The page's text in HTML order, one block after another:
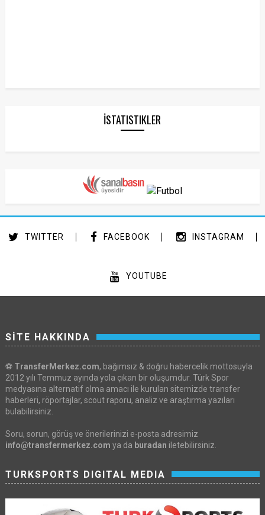
İSTATISTIKLER
TWITTER FACEBOOK INSTAGRAM
YOUTUBE
SİTE HAKKINDA
⚽ TransferMerkez.com, bağımsız & doğru habercelik mottosuyla
2012 yılı Temmuz ayında yola çıkan bir oluşumdur. Türk Spor
medyasına alternatif olma amacı ile kurulan sitemizde transfer
haberleri, röportajlar, scout raporu, analiz ve araştırma yazıları
bulabilirsiniz.
Soru, sorun, görüş ve önerilerinizi e-posta adresimiz
info@transfermerkez.com ya da buradan iletebilirsiniz.
TURKSPORTS DIGITAL MEDIA